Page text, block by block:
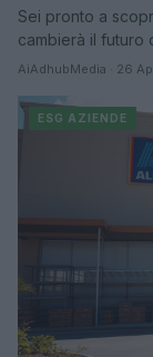
Sei pronto a
cambierà il futuro
AiAdhubMedia · 26
ESG AZIENDE